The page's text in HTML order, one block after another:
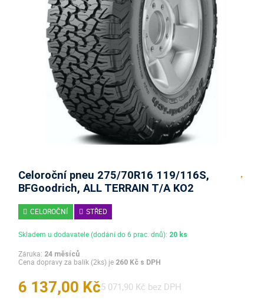
Celoroční pneu 275/70R16 119/116S,
BFGoodrich, ALL TERRAIN T/A KO2
CELOROČNÍ STŘED
Skladem u dodavatele (dodání do 6 prac. dnů): 20 ks
Záruka: 24 měsíců
Cena dopravy za balík (2ks) je 260 Kč s DPH
6 137,00 Kč5 071,90 Kč bez DPH